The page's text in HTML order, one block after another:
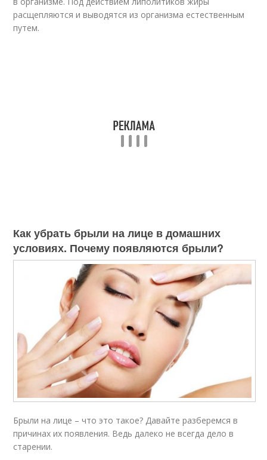
расщепляются и выводятся из организма естественным
путем.
Как убрать брыли на лице в домашних
условиях. Почему появляются брыли?
Брыли на лице – что это такое? Давайте разберемся в
причинах их появления. Ведь далеко не всегда дело в
старении.